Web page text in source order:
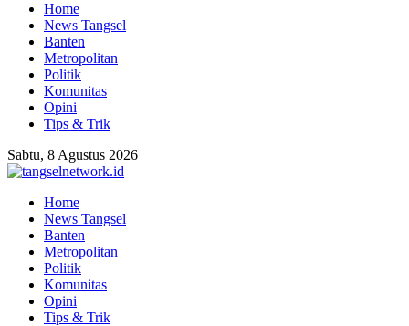
Home
News Tangsel
Banten
Metropolitan
Politik
Komunitas
Opini
Tips & Trik
Sabtu, 8 Agustus 2026
Home
News Tangsel
Banten
Metropolitan
Politik
Komunitas
Opini
Tips & Trik